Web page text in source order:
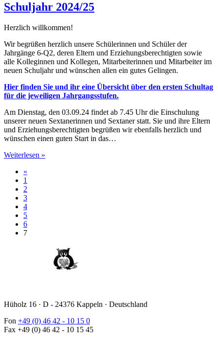
Schuljahr 2024/25
Herzlich willkommen!
Wir begrüßen herzlich unsere Schülerinnen und Schüler der
Jahrgänge 6-Q2, deren Eltern und Erziehungsberechtigten sowie
alle Kolleginnen und Kollegen, Mitarbeiterinnen und Mitarbeiter im
neuen Schuljahr und wünschen allen ein gutes Gelingen.
Hier finden Sie und ihr eine Übersicht über den ersten Schultag
für die jeweiligen Jahrgangsstufen.
Am Dienstag, den 03.09.24 findet ab 7.45 Uhr die Einschulung
unserer neuen Sextanerinnen und Sextaner statt. Sie und ihre Eltern
und Erziehungsberechtigten begrüßen wir ebenfalls herzlich und
wünschen einen guten Start in das…
Weiterlesen »
«
1
2
3
4
5
6
7
Hüholz 16 · D - 24376 Kappeln · Deutschland
Fon +49 (0) 46 42 - 10 15 0
Fax +49 (0) 46 42 - 10 15 45